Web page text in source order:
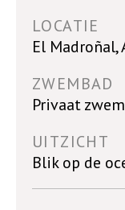
LOCATIE
El Madroñal,
ZWEMBAD
Privaat
UITZICHT
Blik op de